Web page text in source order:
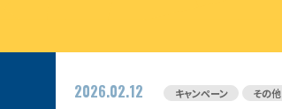
2026.02.12 キャンペーン その他